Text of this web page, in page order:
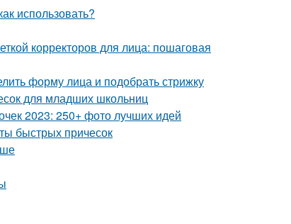
использовать?
корректоров для лица: пошаговая
форму лица и подобрать стрижку
для младших школьниц
2023: 250+ фото лучших идей
быстрых причесок